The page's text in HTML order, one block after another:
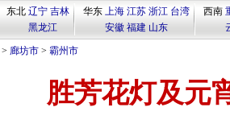
东北 辽宁 吉林
黑龙江
华东 上海 江苏 浙江 台湾
安徽 福建 山东
西南
> 廊坊市 > 霸州市
胜芳花灯及元